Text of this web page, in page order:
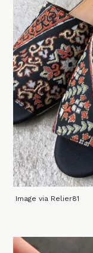
Image via Relier81